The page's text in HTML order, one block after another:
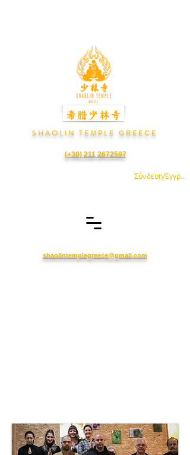
S H A O L I N T E M P L E G R E E C E
(+30) 211 2672597
Σύνδεση/Εγγραφή
shaolintemplegreece@gmail.com